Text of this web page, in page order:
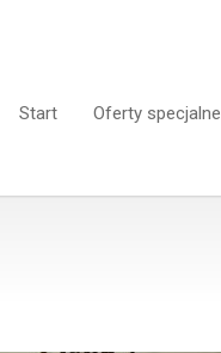
Start Oferty specjalne